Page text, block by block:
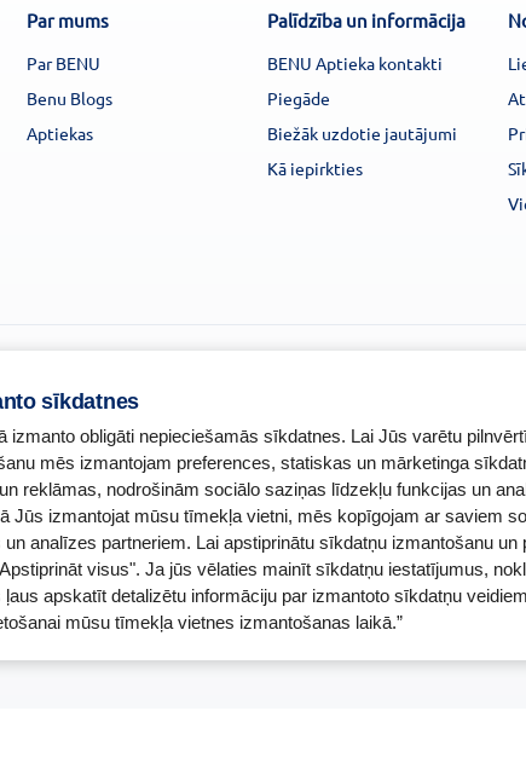
sīkdatnes
izmanto obligāti nepieciešamās sīkdatnes. Lai Jūs varētu
mēs izmantojam preferences, statiskas un mārketinga
reklāmas, nodrošinām sociālo saziņas līdzekļu funkcijas un
Jūs izmantojat mūsu tīmekļa vietni, mēs kopīgojam ar saviem
analīzes partneriem. Lai apstiprinātu sīkdatņu izmantošanu un
visus". Ja jūs vēlaties mainīt sīkdatņu iestatījumus,
apskatīt detalizētu informāciju par izmantoto sīkdatņu
mūsu tīmekļa vietnes izmantošanas laikā.”
Par mums
Par BENU
Benu Blogs
Aptiekas
Palīdzība un informācija
BENU Aptieka kontakti
Piegāde
Biežāk uzdotie jautājumi
Kā iepirkties
A00010
Jeļena Gončarova
F-0834
Zāļu valsts
www.zva.gov.lv
Jersikas iela 15, Rīga
Tālr: 67 078 424
E-pasts: